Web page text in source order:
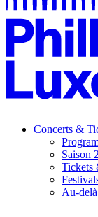
Concerts &
Saison
Tickets
Au-